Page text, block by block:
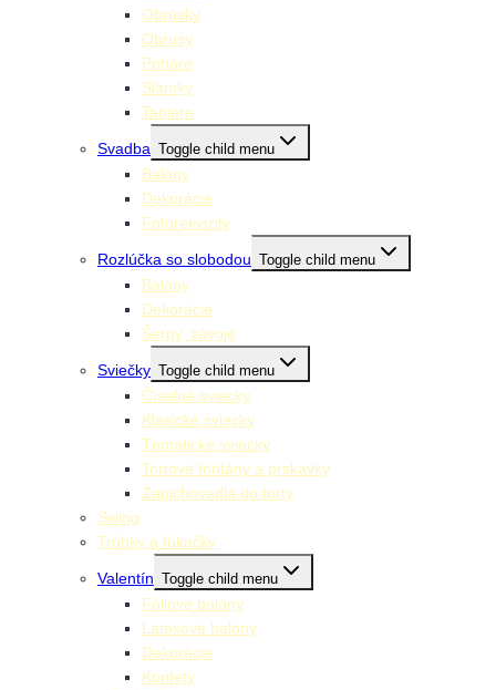
Obrúsky
Obrusy
Poháre
Slamky
Taniere
Svadba Toggle child menu
Balóny
Dekorácie
Fotorekvizity
Rozlúčka so slobodou Toggle child menu
Balóny
Dekorácie
Šerpy, závoje
Sviečky Toggle child menu
Číselné sviecky
Klasické sviecky
Tématické sviecky
Tortové fontány a prskavky
Zapichovadlá do torty
Swing
Trúbky a fúkačky
Valentín Toggle child menu
Fóliové balóny
Latexové balóny
Dekorácie
Konfety